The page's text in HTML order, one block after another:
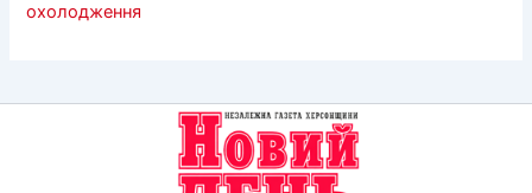
охолодження